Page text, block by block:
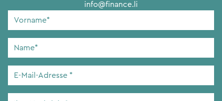
info@finance.li
Vorname
Name
E-
Adresse*